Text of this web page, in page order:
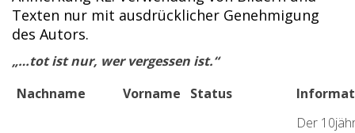
Texten nur mit ausdrücklicher Genehmigung
des Autors.
„…tot ist nur, wer vergessen ist.“
Nachname
Vorname Status
Der